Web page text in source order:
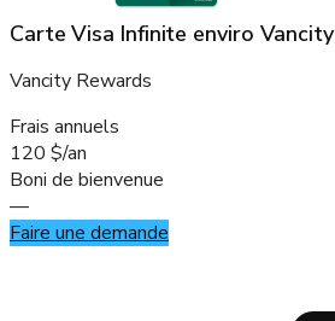
Carte Visa Infinite enviro Vancity
Vancity Rewards
Frais annuels
120 $/an
Boni de bienvenue
—
Faire une demande